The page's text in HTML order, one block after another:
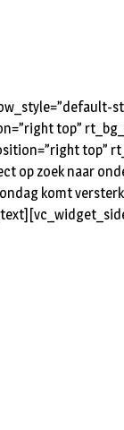
top”
top”
op zoek naar
komt